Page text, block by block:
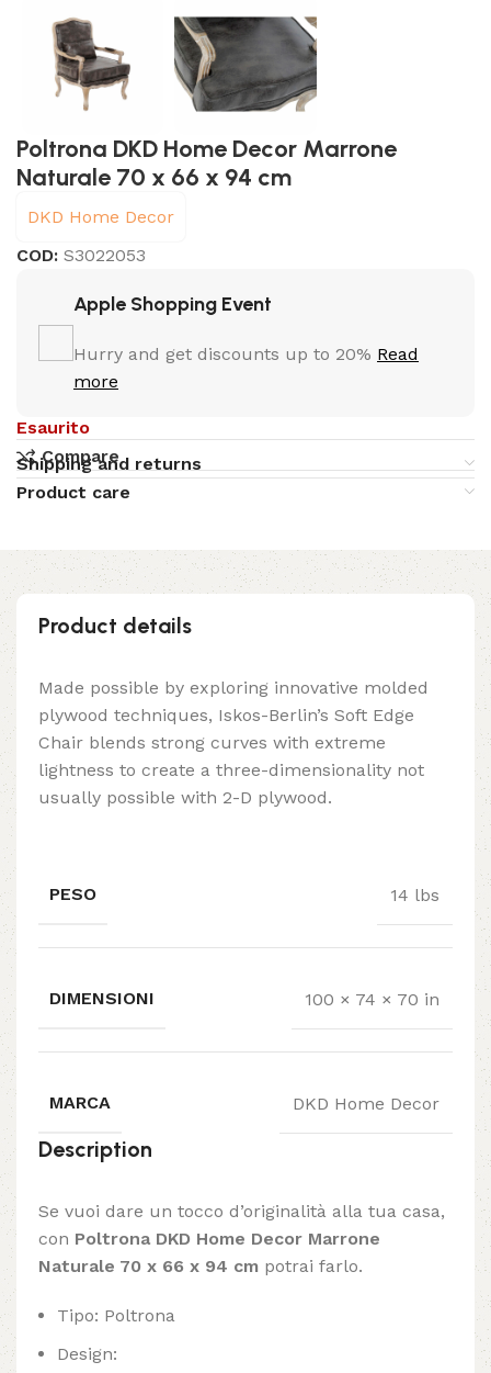
Poltrona DKD Home Decor Marrone
Naturale 70 x 66 x 94 cm
DKD Home Decor
COD:S3022053
Apple Shopping Event
Hurry and get discounts up to 20% Read
more
Esaurito
Compare
Shipping and returns
Product care
Product details
Made possible by exploring innovative molded
plywood techniques, Iskos-Berlin’s Soft Edge
Chair blends strong curves with extreme
lightness to create a three-dimensionality not
usually possible with 2-D plywood.
PESO 14 lbs
DIMENSIONI 100 × 74 × 70 in
MARCA DKD Home Decor
Description
Se vuoi dare un tocco d’originalità alla tua casa,
con Poltrona DKD Home Decor Marrone
Naturale 70 x 66 x 94 cm potrai farlo.
Tipo: Poltrona
Design: